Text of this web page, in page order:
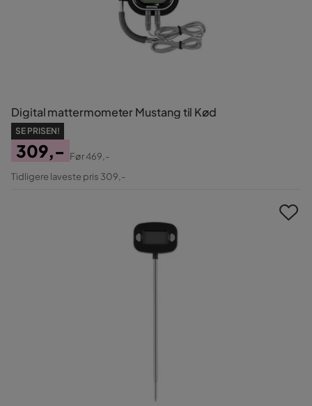
Digital mattermometer Mustang til Kød
SE PRISEN!
Pris
309,-
Original
Før469,-
Tidligere laveste pris 309,-